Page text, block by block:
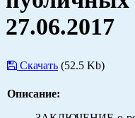
27.06.2017
Скачать (52.5 Kb)
Описание: